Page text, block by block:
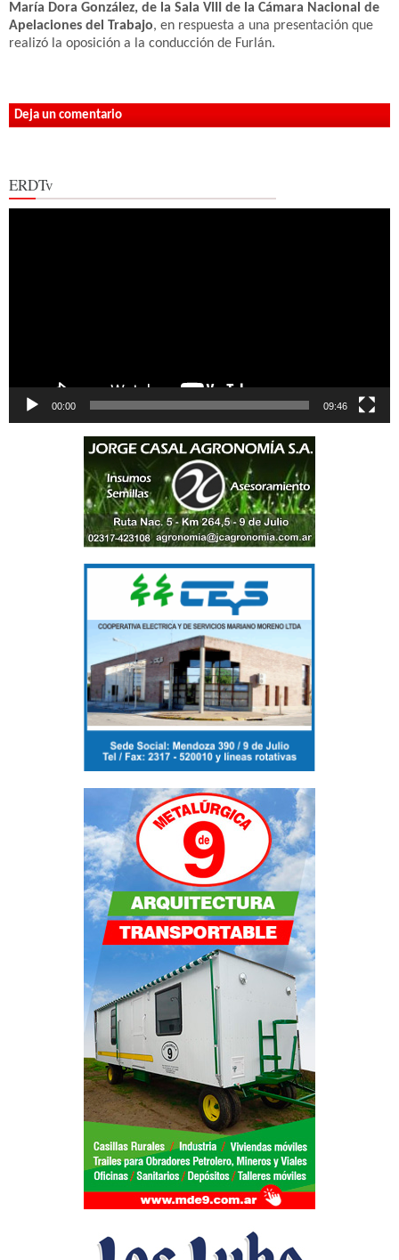
María Dora González, de la Sala VIII de la Cámara Nacional de
Apelaciones del Trabajo, en respuesta a una presentación que
realizó la oposición a la conducción de Furlán.
Deja un comentario
ERDTv
00:00 09:46